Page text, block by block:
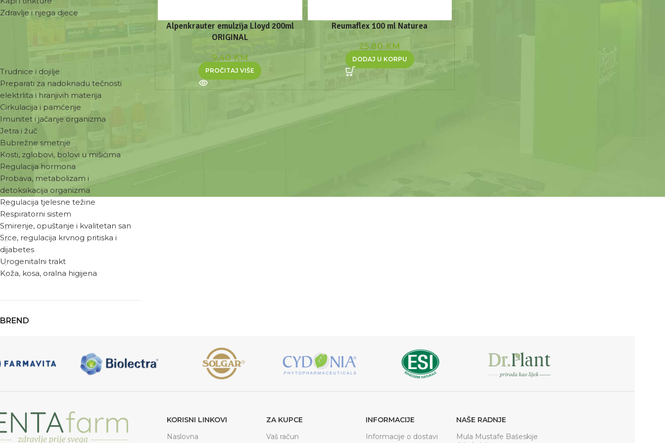
Zdravlje i njega djece
ZDRAVSTVENE POTREBE
Trudnice i dojilje
Preparati za nadoknadu tečnosti
elektrlita i hranjivih materija
Cirkulacija i pamćenje
Imunitet i jačanje organizma
Jetra i žuč
Bubrežne smetnje
Kosti, zglobovi, bolovi u mišićima
Regulacija hormona
Probava, metabolizam i
detoksikacija organizma
Regulacija tjelesne težine
Respiratorni sistem
Smirenje, opuštanje i kvalitetan san
Srce, regulacija krvnog pritiska i
dijabetes
Urogenitalni trakt
Koža, kosa, oralna higijena
BREND
Alpenkrauter emulzija Lloyd 200ml
ORIGINAL
9,40 KM
PROČITAJ VIŠE
Reumaflex 100 ml Naturea
25,80 KM
DODAJ U KORPU
KORISNI LINKOVI
Naslovna
ZA KUPCE
Vaš račun
INFORMACIJE
Informacije o dostavi
NAŠE RADNJE
Mula Mustafe Bašeskije